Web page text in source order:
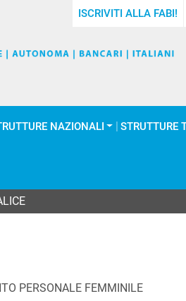
ISCRIVITI ALLA FABI!
NAZIONALI STRUTTURE
PERSONALE FEMMINILE